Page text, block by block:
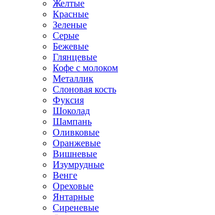
Желтые
Красные
Зеленые
Серые
Бежевые
Глянцевые
Кофе с молоком
Металлик
Слоновая кость
Фуксия
Шоколад
Шампань
Оливковые
Оранжевые
Вишневые
Изумрудные
Венге
Ореховые
Янтарные
Сиреневые